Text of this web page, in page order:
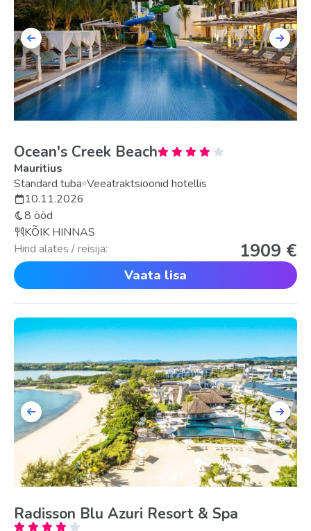
Ocean's Creek Beach
Mauritius
Standard tuba Veeatraktsioonid hotellis
10.11.2026
8 ööd
KÕIK HINNAS
Hind alates / reisija:
1909 €
Vaata lisa
Radisson Blu Azuri Resort & Spa